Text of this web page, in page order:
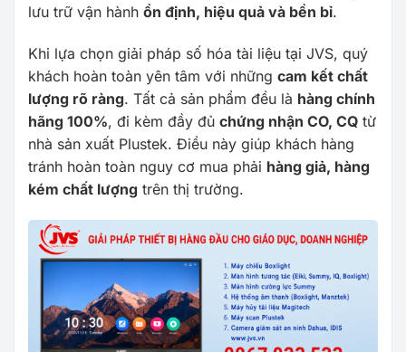
lưu trữ vận hành ổn định, hiệu quả và bền bỉ.
Khi lựa chọn giải pháp số hóa tài liệu tại JVS, quý
khách hoàn toàn yên tâm với những cam kết chất
lượng rõ ràng. Tất cả sản phẩm đều là hàng chính
hãng 100%, đi kèm đầy đủ chứng nhận CO, CQ từ
nhà sản xuất Plustek. Điều này giúp khách hàng
tránh hoàn toàn nguy cơ mua phải hàng giả, hàng
kém chất lượng trên thị trường.